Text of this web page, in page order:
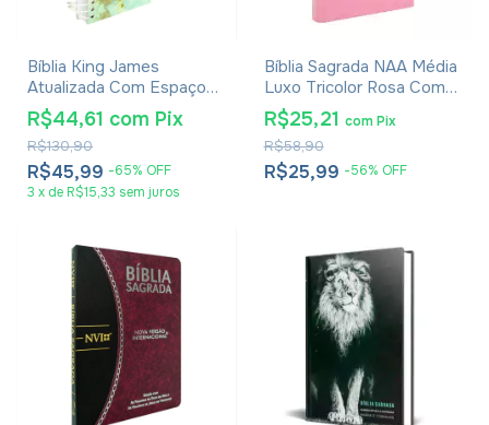
Bíblia King James
Atualizada Com Espaço
Para Anotações Blue Sky
R$45,99 -65% OFF
R$130,90
R$44,61 com Pix
3 x de R$15,33 sem juros
Bíblia Sagrada NAA Média
Luxo Tricolor Rosa Com
Índice
R$25,99 -56% OFF
R$58,90
R$25,21 com Pix